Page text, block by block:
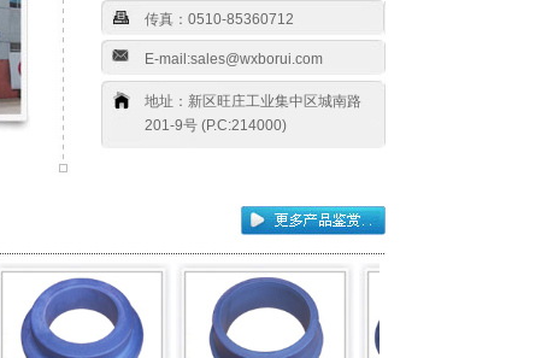
传真：0510-85360712
E-mail:sales@wxborui.com
地址：新区旺庄工业集中区城南路
201-9号 (P.C:214000)